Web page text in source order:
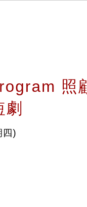
照
四)